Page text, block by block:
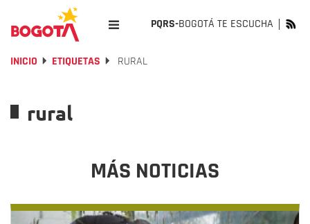
PQRS-BOGOTÁ TE ESCUCHA
INICIO ETIQUETAS RURAL
rural
MÁS NOTICIAS